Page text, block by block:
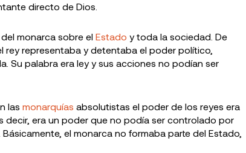
directo de Dios.
monarca sobre el Estado y toda la sociedad. De
rey representaba y detentaba el poder político,
Su palabra era ley y sus acciones no podían ser
las monarquías absolutistas el poder de los reyes era
decir, era un poder que no podía ser controlado por
el monarca no formaba parte del Estado,